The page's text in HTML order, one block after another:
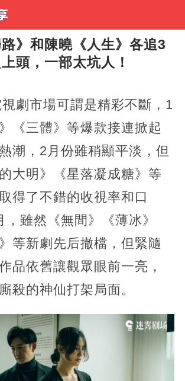
》和陳曉《人生》各追3
頭，一部太坑人！
劇市場可謂是精彩不斷，1
《三體》等爆款接連掀起
潮，2月份雖稍顯平淡，但
大明》《星落凝成糖》等
得了不錯的收視率和口
雖然《無間》《薄冰》
等新劇先后撤檔，但緊隨
品依舊讓觀眾眼前一亮，
殺的神仙打架局面。